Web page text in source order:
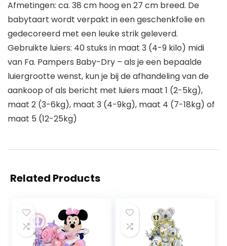
Afmetingen: ca. 38 cm hoog en 27 cm breed. De
babytaart wordt verpakt in een geschenkfolie en
gedecoreerd met een leuke strik geleverd.
Gebruikte luiers: 40 stuks in maat 3 (4-9 kilo) midi
van Fa. Pampers Baby-Dry – als je een bepaalde
luiergrootte wenst, kun je bij de afhandeling van de
aankoop of als bericht met luiers maat 1 (2-5kg),
maat 2 (3-6kg), maat 3 (4-9kg), maat 4 (7-18kg) of
maat 5 (12-25kg)
Related Products